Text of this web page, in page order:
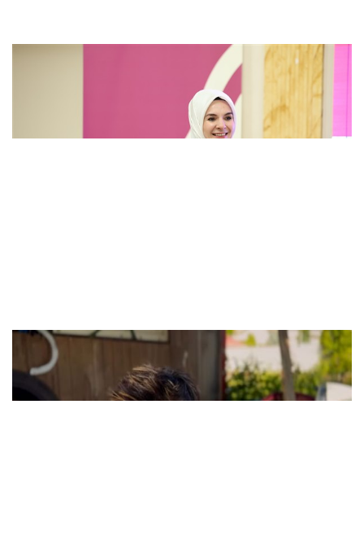
Göktaş: Evlatlarımızın üstün yararını esas
alan çocuk koruma düzenlemesi yasalaştı
Şarkıcı Cansever hayatını kaybetti